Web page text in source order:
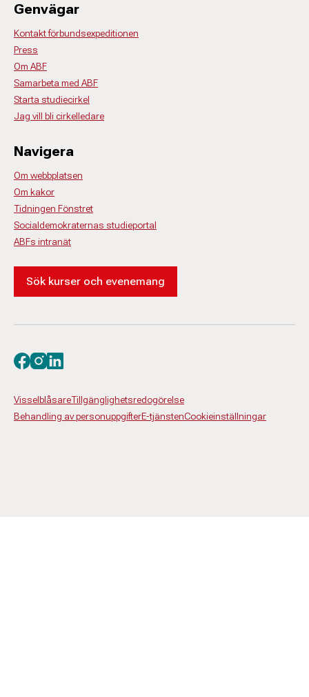
Genvägar
Kontakt förbundsexpeditionen
Press
Om ABF
Samarbeta med ABF
Starta studiecirkel
Jag vill bli cirkelledare
Navigera
Om webbplatsen
Om kakor
Tidningen Fönstret
Socialdemokraternas studieportal
ABFs intranät
Sök kurser och evenemang
VisselblåsareTillgänglighetsredogörelse
Behandling av personuppgifterE-tjänstenCookieinställningar
Besök oss på facebook
Besök oss på instagram
Besök oss på linkedin